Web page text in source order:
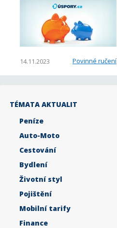
14.11.2023 Povinné ručení
TÉMATA AKTUALIT
Peníze
Auto-Moto
Cestování
Bydlení
Životní styl
Pojištění
Mobilní tarify
Finance